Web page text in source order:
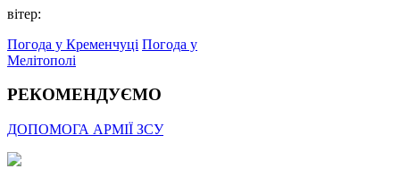
вітер:
Погода у Кременчуці Погода у
Мелітополі
РЕКОМЕНДУЄМО
ДОПОМОГА АРМІЇ ЗСУ